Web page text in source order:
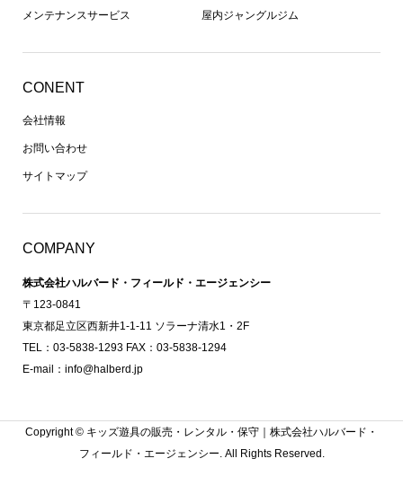
メンテナンスサービス 屋内ジャングルジム
CONENT
会社情報
お問い合わせ
サイトマップ
COMPANY
株式会社ハルバード・フィールド・エージェンシー
〒123-0841
東京都足立区西新井1-1-11 ソラーナ清水1・2F
TEL：03-5838-1293 FAX：03-5838-1294
E-mail：info@halberd.jp
Copyright © キッズ遊具の販売・レンタル・保守｜株式会社ハルバード・
フィールド・エージェンシー. All Rights Reserved.